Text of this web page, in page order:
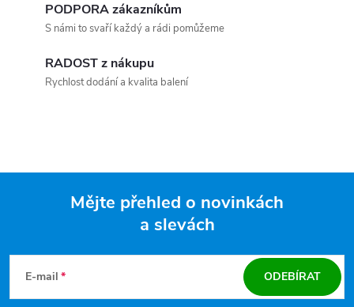
PODPORA zákazníkům
S námi to svaří každý a rádi pomůžeme
RADOST z nákupu
Rychlost dodání a kvalita balení
Mějte přehled o novinkách
a slevách
E-mail ODEBÍRAT